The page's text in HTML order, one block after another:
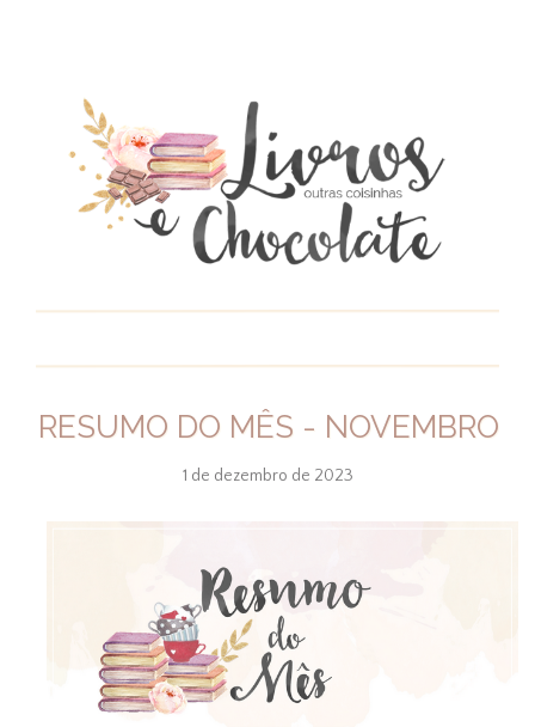
RESUMO DO MÊS - NOVEMBRO
1 de dezembro de 2023